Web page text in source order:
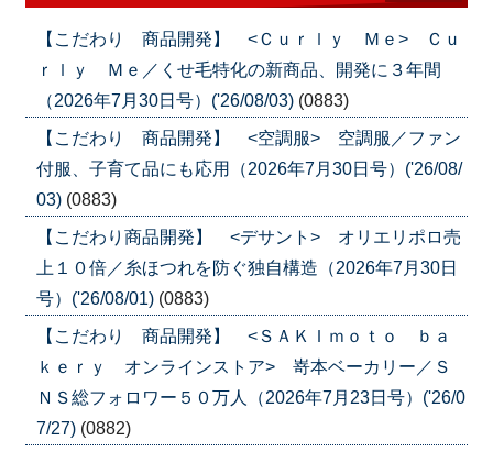
【こだわり 商品開発】 <Ｃｕｒｌｙ Ｍｅ> Ｃｕ
ｒｌｙ Ｍｅ／くせ毛特化の新商品、開発に３年間
（2026年7月30日号）('26/08/03) (0883)
【こだわり 商品開発】 <空調服> 空調服／ファン
付服、子育て品にも応用（2026年7月30日号）('26/08/
03) (0883)
【こだわり商品開発】 <デサント> オリエリポロ売
上１０倍／糸ほつれを防ぐ独自構造（2026年7月30日
号）('26/08/01) (0883)
【こだわり 商品開発】 <ＳＡＫＩｍｏｔｏ ｂａ
ｋｅｒｙ オンラインストア> 嵜本ベーカリー／Ｓ
ＮＳ総フォロワー５０万人（2026年7月23日号）('26/0
7/27) (0882)